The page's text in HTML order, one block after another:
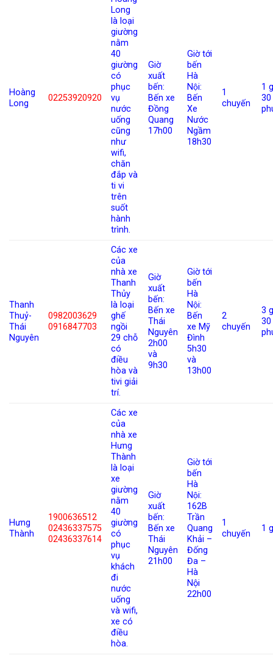
Hoàng
Long
02253920920
Long
là loại
giường
nằm
40
giường
có
phục
vụ
nước
uống
cũng
như
wifi,
chăn
đắp và
ti vi
trên
suốt
hành
trình.
Giờ
xuất
bến:
Bến xe
Đồng
Quang
17h00
Giờ tới
bến
Hà
Nội:
Bến
Xe
Nước
Ngầm
18h30
1
chuyến
1
30
Thanh
Thuỷ-
Thái
Nguyên
0982003629
0916847703
Các xe
của
nhà xe
Thanh
Thủy
là loại
ghế
ngồi
29 chỗ
có
điều
hòa và
tivi giải
trí.
Giờ
xuất
bến:
Bến xe
Thái
Nguyên
2h00
và
9h30
Giờ tới
bến
Hà
Nội:
Bến
xe Mỹ
Đình
5h30
và
13h00
2
chuyến
3
30
Hưng
Thành
1900636512
02436337575
02436337614
Các xe
của
nhà xe
Hưng
Thành
là loại
xe
giường
nằm
40
giường
có
phục
vụ
khách
đi
nước
uống
và wifi,
xe có
điều
hòa.
Giờ
xuất
bến:
Bến xe
Thái
Nguyên
21h00
Giờ tới
bến
Hà
Nội:
162B
Trần
Quang
Khải –
Đống
Đa –
Hà
Nội
22h00
1
chuyến
1